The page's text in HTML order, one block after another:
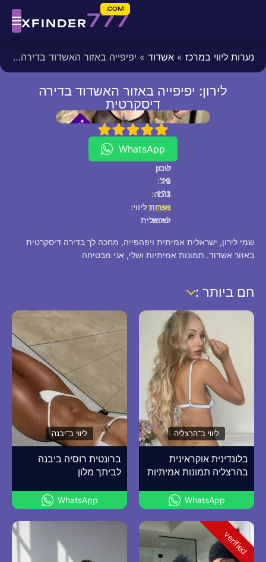
777
XFINDER
COM.
נערות ליווי במרכז » אשדוד » יפיפייה באזור האשדוד בדירה דיסקרטית
לירון: יפיפייה באזור האשדוד בדירה
דיסקרטית
fixed
*
P
*
[/fixed]
5
WhatsApp
שם:
לירון
גיל:
19
גוֹבַה:
173
נערות ליווי:
אשדוד
לאום:
ישראלית
שמי לירון, ישראלית אמיתית ויפהפייה, מחכה לך בדירה דיסקרטית
באזור אשדוד. תמונות אמיתיות ושלי, אני מבטיחה
חם ביותר :
ליווי ב־הרצליה
בלונדינית אוקראינית
בהרצליה תמונות אמיתיות
WhatsApp
ליווי ב־יבנה
ברונטית רוסיה ביבנה
לביתך מלון
WhatsApp
verified